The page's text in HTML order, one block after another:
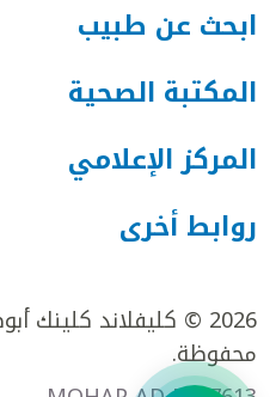
ابحث عن طبيب
المكتبة الصحية
المركز الإعلامي
روابط أخرى
2026 © كليفلاند
محفوظة.